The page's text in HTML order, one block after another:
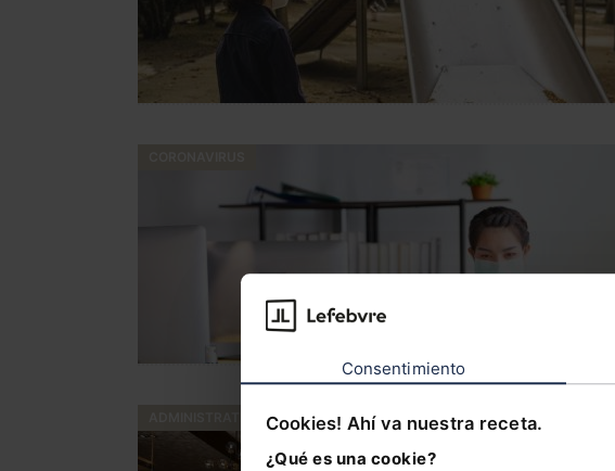
Consentimiento
Cookies! Ahí va nuestra receta.
¿Qué es una cookie?